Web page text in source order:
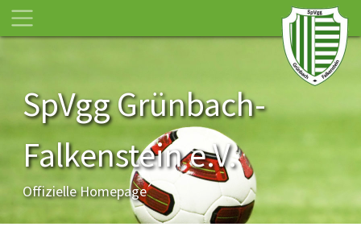
SpVgg Grünbach-
Falkenstein e.V.
Offizielle Homepage